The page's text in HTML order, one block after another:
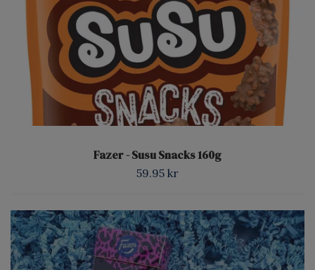
Fazer - Susu Snacks 160g
59.95 kr